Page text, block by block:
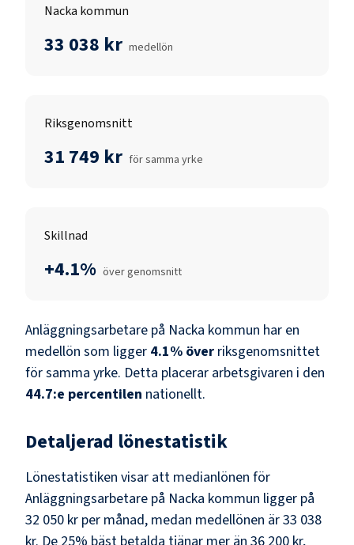
Nacka kommun
33 038 kr medellön
Riksgenomsnitt
31 749 kr för samma yrke
Skillnad
+4.1% över genomsnitt
Anläggningsarbetare på Nacka kommun har en
medellön som ligger 4.1% över riksgenomsnittet
för samma yrke. Detta placerar arbetsgivaren i den
44.7:e percentilen nationellt.
Detaljerad lönestatistik
Lönestatistiken visar att medianlönen för
Anläggningsarbetare på Nacka kommun ligger på
32 050 kr per månad, medan medellönen är33 038
kr. De 25% bäst betalda tjänar mer än 36 200 kr,